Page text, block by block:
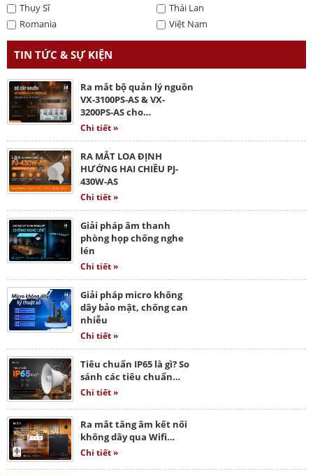
Thụy Sĩ
Thái Lan
Romania
Việt Nam
TIN TỨC & SỰ KIỆN
Ra mắt bộ quản lý nguồn
VX-3100PS-AS & VX-
3200PS-AS cho…
Chi tiết »
RA MẮT LOA ĐỊNH
HƯỚNG HAI CHIỀU PJ-
430W-AS
Chi tiết »
Giải pháp âm thanh
phòng họp chống nghe
lén
Chi tiết »
Giải pháp micro không
dây bảo mật, chống can
nhiễu
Chi tiết »
Tiêu chuẩn IP65 là gì? So
sánh các tiêu chuẩn…
Chi tiết »
Ra mắt tăng âm kết nối
không dây qua Wifi…
Chi tiết »